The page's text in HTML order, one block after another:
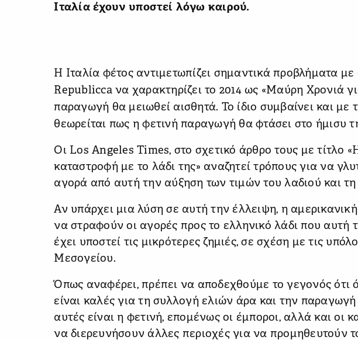
Ιταλία έχουν υποστεί λόγω καιρού.
Η Ιταλία φέτος αντιμετωπίζει σημαντικά προβλήματα
Republicca να χαρακτηρίζει το 2014 ως «Μαύρη Χρονιά
παραγωγή θα μειωθεί αισθητά. Το ίδιο συμβαίνει και με
θεωρείται πως η φετινή παραγωγή θα φτάσει στο ήμισυ
Οι Los Angeles Times, στο σχετικό άρθρο τους με τίτλο
καταστροφή με το λάδι της» αναζητεί τρόπους για να
αγορά από αυτή την αύξηση των τιμών του λαδιού και
Αν υπάρχει μια λύση σε αυτή την έλλειψη, η
να στραφούν οι αγορές προς το ελληνικό λάδι που αυτή
έχει υποστεί τις μικρότερες ζημιές, σε σχέση με τις
Μεσογείου.
Όπως αναφέρει, πρέπει να αποδεχθούμε το γεγονός ότι
είναι καλές για τη συλλογή ελιών άρα και την
αυτές είναι η φετινή, επομένως οι έμποροι, αλλά και οι
να διερευνήσουν άλλες περιοχές για να προμηθευτούν